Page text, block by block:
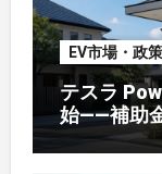
EV市場・政策
テスラ
始——補助
【2026年